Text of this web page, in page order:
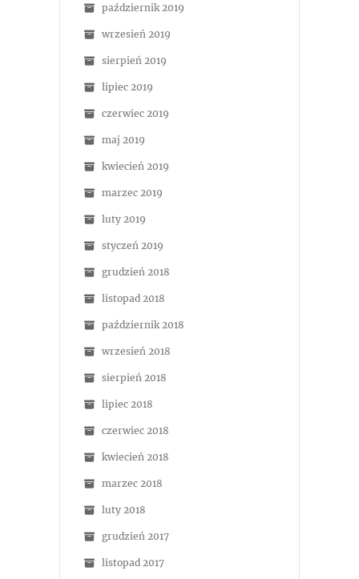
październik 2019
wrzesień 2019
sierpień 2019
lipiec 2019
czerwiec 2019
maj 2019
kwiecień 2019
marzec 2019
luty 2019
styczeń 2019
grudzień 2018
listopad 2018
październik 2018
wrzesień 2018
sierpień 2018
lipiec 2018
czerwiec 2018
kwiecień 2018
marzec 2018
luty 2018
grudzień 2017
listopad 2017